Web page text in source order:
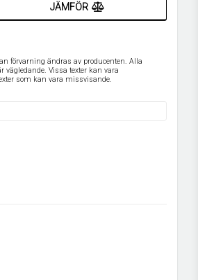
JÄMFÖR
förvarning ändras av producenten. Alla
vägledande. Vissa texter kan vara
som kan vara missvisande.